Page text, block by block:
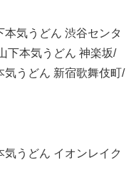
気うどん 渋谷センタ
下本気うどん 神楽坂/
気うどん 新宿歌舞伎町/
うどん イオンレイク